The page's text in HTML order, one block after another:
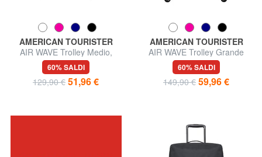
AMERICAN TOURISTER
AIR WAVE Trolley Medio,
espandibile
60% SALDI
129,90 € 51,96 €
AMERICAN TOURISTER
AIR WAVE Trolley Grande
60% SALDI
149,90 € 59,96 €